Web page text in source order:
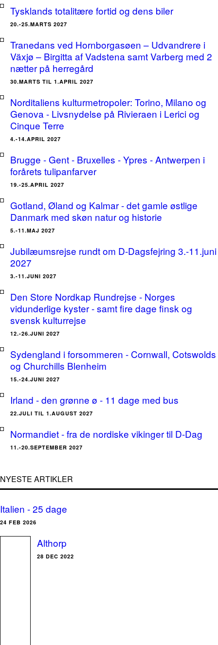
Tysklands totalitære fortid og dens biler
20.-25.MARTS 2027
Tranedans ved Hornborgasøen – Udvandrere i
Växjø – Birgitta af Vadstena samt Varberg med 2
nætter på herregård
30.MARTS TIL 1.APRIL 2027
Norditaliens kulturmetropoler: Torino, Milano og
Genova - Livsnydelse på Rivieraen i Lerici og
Cinque Terre
4.-14.APRIL 2027
Brugge - Gent - Bruxelles - Ypres - Antwerpen i
forårets tulipanfarver
19.-25.APRIL 2027
Gotland, Øland og Kalmar - det gamle østlige
Danmark med skøn natur og historie
5.-11.MAJ 2027
Jubilæumsrejse rundt om D-Dagsfejring 3.-11.juni
2027
3.-11.JUNI 2027
Den Store Nordkap Rundrejse - Norges
vidunderlige kyster - samt fire dage finsk og
svensk kulturrejse
12.-26.JUNI 2027
Sydengland i forsommeren - Cornwall, Cotswolds
og Churchills Blenheim
15.-24.JUNI 2027
Irland - den grønne ø - 11 dage med bus
22.JULI TIL 1.AUGUST 2027
Normandiet - fra de nordiske vikinger til D-Dag
11.-20.SEPTEMBER 2027
NYESTE ARTIKLER
Italien - 25 dage
24 FEB 2026
Althorp
28 DEC 2022